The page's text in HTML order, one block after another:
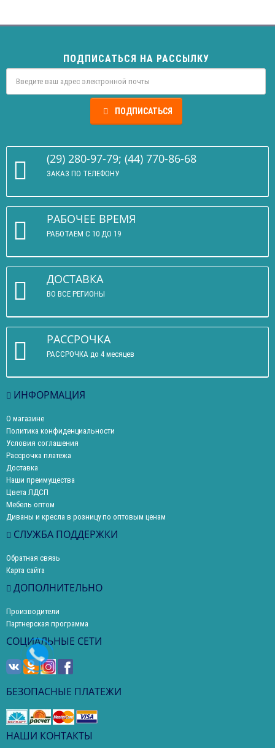
ПОДПИСАТЬСЯ НА РАССЫЛКУ
ПОДПИСАТЬСЯ
(29) 280-97-79; (44) 770-86-68
ЗАКАЗ ПО ТЕЛЕФОНУ
РАБОЧЕЕ ВРЕМЯ
РАБОТАЕМ С 10 ДО 19
ДОСТАВКА
ВО ВСЕ РЕГИОНЫ
РАССРОЧКА
РАССРОЧКА до 4 месяцев
ИНФОРМАЦИЯ
О магазине
Политика конфиденциальности
Условия соглашения
Рассрочка платежа
Доставка
Наши преимущества
Цвета ЛДСП
Мебель оптом
Диваны и кресла в розницу по оптовым ценам
СЛУЖБА ПОДДЕРЖКИ
Обратная связь
Карта сайта
ДОПОЛНИТЕЛЬНО
Производители
Партнерская программа
СОЦИАЛЬНЫЕ СЕТИ
БЕЗОПАСНЫЕ ПЛАТЕЖИ
НАШИ КОНТАКТЫ